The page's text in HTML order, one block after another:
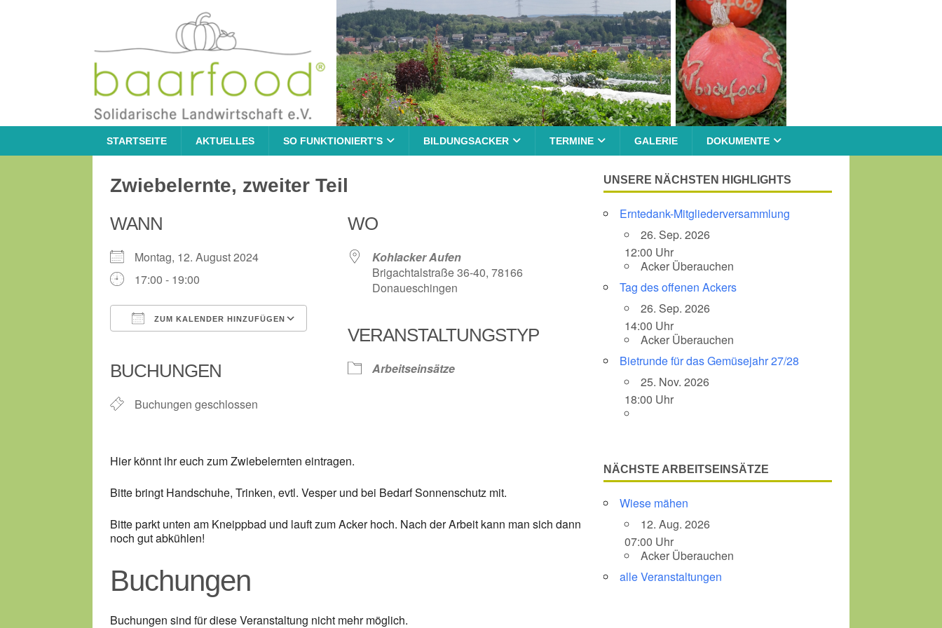
STARTSEITE AKTUELLES SO FUNKTIONIERT’S BILDUNGSACKER TERMINE GALERIE DOKUMENTE
Zwiebelernte, zweiter Teil
WANN
Montag, 12. August 2024
17:00 - 19:00
ZUM KALENDER HINZUFÜGEN
Google Kalender iCalendar Office 365
BUCHUNGEN
Buchungen geschlossen
WO
Kohlacker Aufen
Brigachtalstraße 36-40, 78166
Donaueschingen
VERANSTALTUNGSTYP
Arbeitseinsätze
Hier könnt ihr euch zum Zwiebelernten eintragen.
Bitte bringt Handschuhe, Trinken, evtl. Vesper und bei Bedarf Sonnenschutz mit.
Bitte parkt unten am Kneippbad und lauft zum Acker hoch. Nach der Arbeit kann man sich dann
noch gut abkühlen!
Buchungen
Buchungen sind für diese Veranstaltung nicht mehr möglich.
UNSERE NÄCHSTEN HIGHLIGHTS
Erntedank-Mitgliederversammlung
26. Sep. 2026
12:00 Uhr
Acker Überauchen
Tag des offenen Ackers
26. Sep. 2026
14:00 Uhr
Acker Überauchen
Bietrunde für das Gemüsejahr 27/28
25. Nov. 2026
18:00 Uhr
NÄCHSTE ARBEITSEINSÄTZE
Wiese mähen
12. Aug. 2026
07:00 Uhr
Acker Überauchen
alle Veranstaltungen